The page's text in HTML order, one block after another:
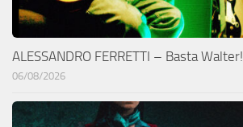
ALESSANDRO FERRETTI – Basta Walter!
06/08/2026